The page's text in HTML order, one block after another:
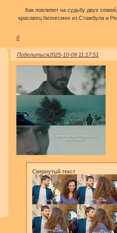
Как повлияет на судьбу двух
красавец бизнесмен из Стамбула и
0
Поделиться2025-10-09 11:17:51
Свернутый текст